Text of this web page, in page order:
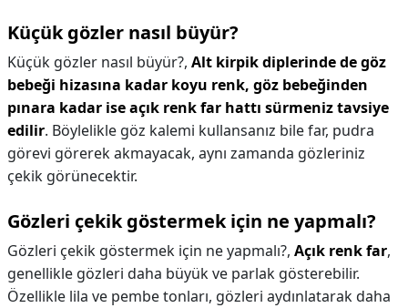
Küçük gözler nasıl büyür?
Küçük gözler nasıl büyür?, Alt kirpik diplerinde de göz
bebeği hizasına kadar koyu renk, göz bebeğinden
pınara kadar ise açık renk far hattı sürmeniz tavsiye
edilir. Böylelikle göz kalemi kullansanız bile far, pudra
görevi görerek akmayacak, aynı zamanda gözleriniz
çekik görünecektir.
Gözleri çekik göstermek için ne yapmalı?
Gözleri çekik göstermek için ne yapmalı?, Açık renk far,
genellikle gözleri daha büyük ve parlak gösterebilir.
Özellikle lila ve pembe tonları, gözleri aydınlatarak daha